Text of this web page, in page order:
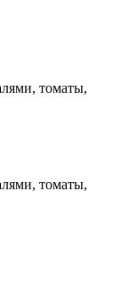
томаты,
томаты,